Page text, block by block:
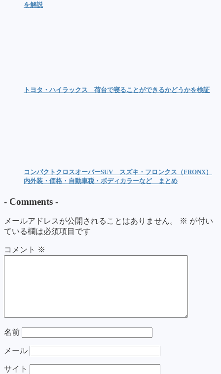
を解説
トヨタ・ハイラックス 荷台で寝ることができるかどうかを検証
コンパクトクロスオーバーSUV スズキ・フロンクス（FRONX）
内外装・価格・自動車税・ボディカラーなど まとめ
- Comments -
メールアドレスが公開されることはありません。 ※ が付い
ている欄は必須項目です
コメント ※
名前
メール
サイト